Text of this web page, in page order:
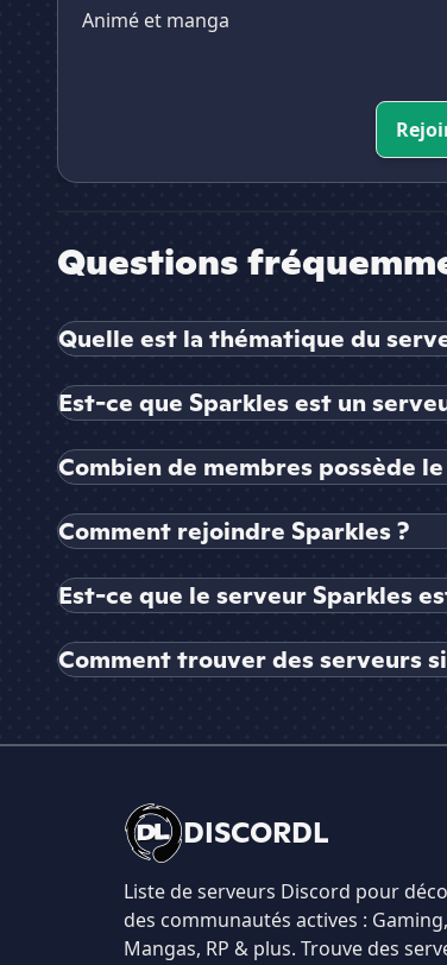
Animé et manga
Questions
Quelle est la thématique du
Est-ce que Sparkles est un
Combien de membres possède
Comment rejoindre Sparkles ?
Est-ce que le serveur Sparkles
Comment trouver des serveurs
DISCORDL
Liste de serveurs Discord pour
des communautés actives : Gaming,
Mangas, RP & plus. Trouve des